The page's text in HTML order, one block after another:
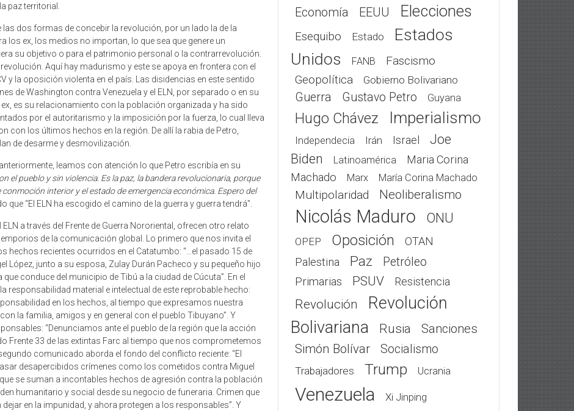
paz territorial.
las dos formas de concebir la revolución, por un lado la de la
los ex, los medios no importan, lo que sea que genere un
su objetivo o para el patrimonio personal o la contrarrevolución.
Aquí hay madurismo y este se apoya en frontera con el
y la oposición violenta en el país. Las disidencias en este sentido
de Washington contra Venezuela y el ELN, por separado o en su
es su relacionamiento con la población organizada y ha sido
por el autoritarismo y la imposición por la fuerza, lo cual lleva
con los últimos hechos en la región. De allí la rabia de Petro,
de desarme y desmovilización.
leamos con atención lo que Petro escribía en su
el pueblo y sin violencia. Es la paz, la bandera revolucionaria, porque
conmoción interior y el estado de emergencia económica. Espero del
que “El ELN ha escogido el camino de la guerra y guerra tendrá”.
a través del Frente de Guerra Nororiental, ofrecen otro relato
de la comunicación global. Lo primero que nos invita el
hechos recientes ocurridos en el Catatumbo: “…el pasado 15 de
López, junto a su esposa, Zulay Durán Pacheco y su pequeño hijo
conduce del municipio de Tibú a la ciudad de Cúcuta”. En el
responsabilidad material e intelectual de este reprobable hecho:
en los hechos, al tiempo que expresamos nuestra
la familia, amigos y en general con el pueblo Tibuyano”. Y
“Denunciamos ante el pueblo de la región que la acción
Frente 33 de las extintas Farc al tiempo que nos comprometemos
comunicado aborda el fondo del conflicto reciente: “El
desapercibidos crímenes como los cometidos contra Miguel
se suman a incontables hechos de agresión contra la población
humanitario y social desde su negocio de funeraria. Crimen que
en la impunidad, y ahora protegen a los responsables”. Y
Economía EEUU Elecciones
Esequibo Estado
Estados
Unidos
FANB Fascismo
Geopolítica Gobierno Bolivariano
Guerra Gustavo Petro Guyana
Hugo Chávez Imperialismo
Independecia Irán Israel
Joe
Biden
Latinoamérica
Maria Corina
Machado
Marx María Corina Machado
Multipolaridad Neoliberalismo
Nicolás Maduro ONU
OPEP Oposición
OTAN
Palestina
Paz Petróleo
Primarias PSUV Resistencia
Revolución
Revolución
Bolivariana
Rusia
Sanciones
Simón Bolívar
Socialismo
Trabajadores Trump Ucrania
Venezuela Xi Jinping